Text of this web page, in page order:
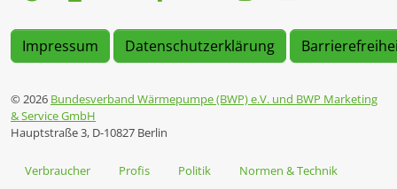
Impressum Datenschutzerklärung
© 2026 Bundesverband Wärmepumpe (BWP) e.V. und BWP Marketing
& Service GmbH
Hauptstraße 3, D-10827 Berlin
Verbraucher Profis Politik Normen & Technik